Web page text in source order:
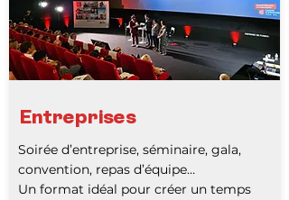
Entreprises
Soirée d’entreprise, séminaire, gala,
convention, repas d’équipe…
Un format idéal pour créer un temps